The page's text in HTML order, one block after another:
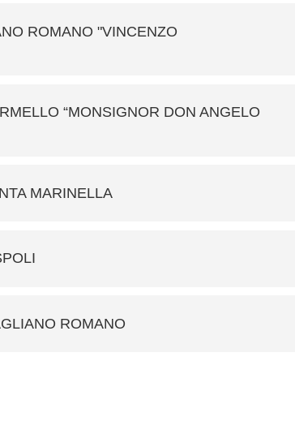
ROMANO "VINCENZO
“MONSIGNOR DON ANGELO
MARINELLA
ROMANO